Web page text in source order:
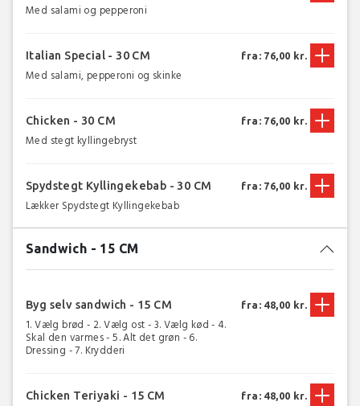
Med salami og pepperoni
Italian Special - 30 CM
Med salami, pepperoni og skinke
fra: 76,00 kr.
Chicken - 30 CM
Med stegt kyllingebryst
fra: 76,00 kr.
Spydstegt Kyllingekebab - 30 CM
Lækker Spydstegt Kyllingekebab
fra: 76,00 kr.
Sandwich - 15 CM
Byg selv sandwich - 15 CM
1. Vælg brød - 2. Vælg ost - 3. Vælg kød - 4.
Skal den varmes - 5. Alt det grøn - 6.
Dressing - 7. Krydderi
fra: 48,00 kr.
Chicken Teriyaki - 15 CM fra: 48,00 kr.